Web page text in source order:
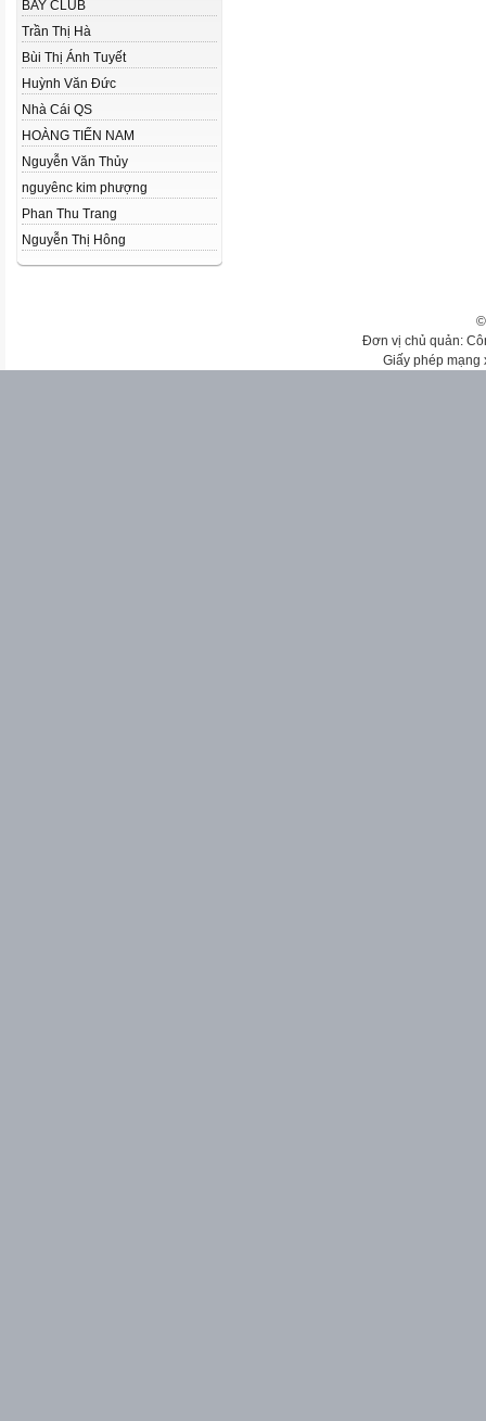
BAY CLUB
Trần Thị Hà
Bùi Thị Ánh Tuyết
Huỳnh Văn Đức
Nhà Cái QS
HOÀNG TIẾN NAM
Nguyễn Văn Thủy
nguyênc kim phượng
Phan Thu Trang
Nguyễn Thị Hông
Đơn vị chủ quản:
Giấy phép mạng